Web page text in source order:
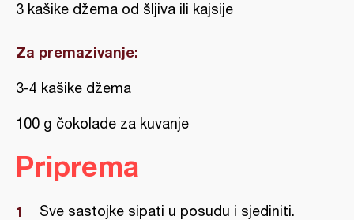
3 kašike džema od šljiva ili kajsije
Za premazivanje:
3-4 kašike džema
100 g čokolade za kuvanje
Priprema
Sve sastojke sipati u posudu i sjediniti.